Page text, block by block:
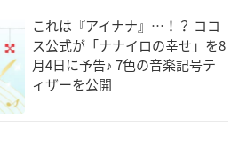
これは『アイナナ』…！？ ココ
ス公式が「ナナイロの幸せ」を8
月4日に予告♪ 7色の音楽記号テ
ィザーを公開